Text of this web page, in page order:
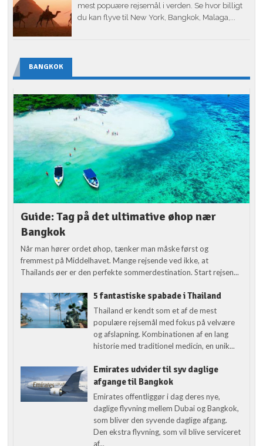
mest popuære rejsemål i verden. Se hvor billigt
du kan flyve til New York, Bangkok, Malaga,...
BANGKOK
Guide: Tag på det ultimative øhop nær
Bangkok
Når man hører ordet øhop, tænker man måske først og
fremmest på Middelhavet. Mange rejsende ved ikke, at
Thailands øer er den perfekte sommerdestination. Start rejsen...
5 fantastiske spabade i Thailand
Thailand er kendt som et af de mest
populære rejsemål med fokus på velvære
og afslapning. Kombinationen af en lang
historie med traditionel medicin, en unik...
Emirates udvider til syv daglige
afgange til Bangkok
Emirates offentliggør i dag deres nye,
daglige flyvning mellem Dubai og Bangkok,
som bliver den syvende daglige afgang.
Den ekstra flyvning, som vil blive serviceret
af...